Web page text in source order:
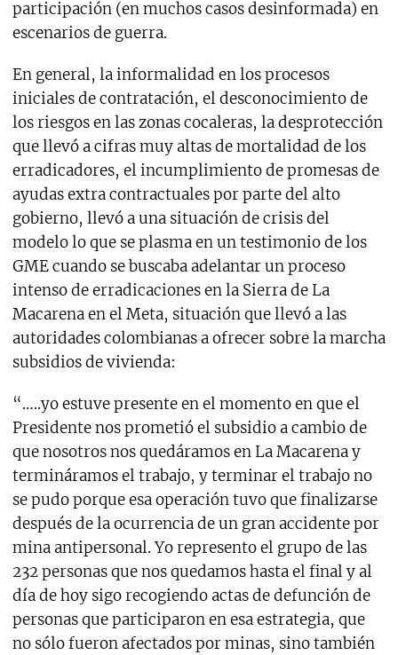
participación (en muchos casos desinformada) en
escenarios de guerra.
En general, la informalidad en los procesos
iniciales de contratación, el desconocimiento de
los riesgos en las zonas cocaleras, la desprotección
que llevó a cifras muy altas de mortalidad de los
erradicadores, el incumplimiento de promesas de
ayudas extra contractuales por parte del alto
gobierno, llevó a una situación de crisis del
modelo lo que se plasma en un testimonio de los
GME cuando se buscaba adelantar un proceso
intenso de erradicaciones en la Sierra de La
Macarena en el Meta, situación que llevó a las
autoridades colombianas a ofrecer sobre la marcha
subsidios de vivienda:
“…..yo estuve presente en el momento en que el
Presidente nos prometió el subsidio a cambio de
que nosotros nos quedáramos en La Macarena y
termináramos el trabajo, y terminar el trabajo no
se pudo porque esa operación tuvo que finalizarse
después de la ocurrencia de un gran accidente por
mina antipersonal. Yo represento el grupo de las
232 personas que nos quedamos hasta el final y al
día de hoy sigo recogiendo actas de defunción de
personas que participaron en esa estrategia, que
no sólo fueron afectados por minas, sino también